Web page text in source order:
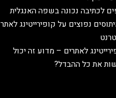
לכתיבה נכונה בשפה האנגלית
נפוצים על קופירייטינג לאתר
לאתרים – מדוע זה יכול
את כל ההבדל?